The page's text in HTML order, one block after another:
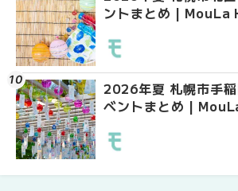
ントまとめ | MouLa
2026年夏 札幌市手
ベントまとめ |
ベ
イ
業
ー
介
ベ